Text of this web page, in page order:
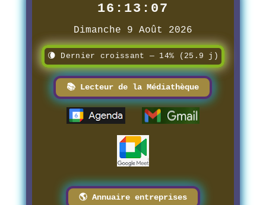
16:13:09
Dimanche 9 Août 2026
🌘 Dernier croissant — 14% (25.9 j)
📚 Lecteur de la Médiathèque
🌎 Annuaire entreprises